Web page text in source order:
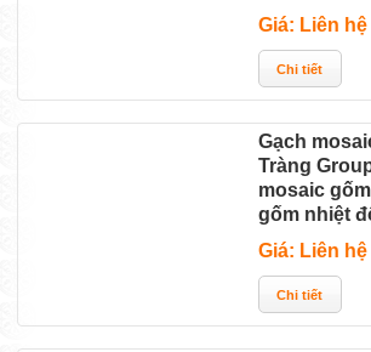
Giá: Liên hệ
Gạch
Tràng
mosaic
gốm nhiệt
Giá: Liên hệ